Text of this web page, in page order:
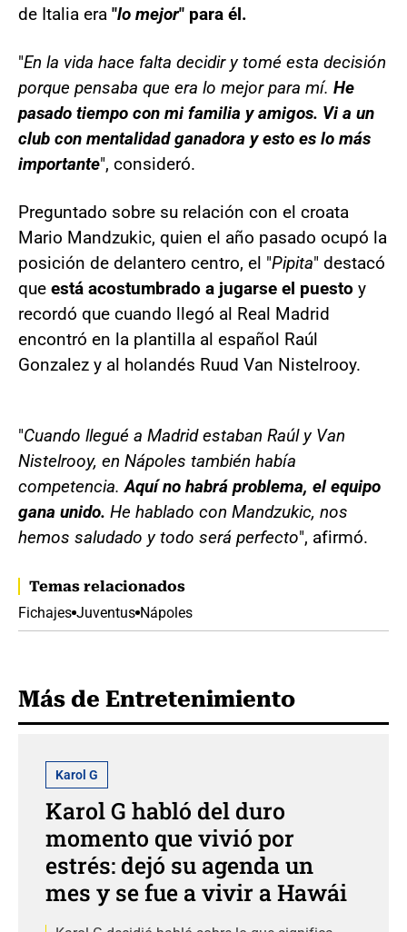
de Italia era "lo mejor" para él.
"En la vida hace falta decidir y tomé esta decisión
porque pensaba que era lo mejor para mí. He
pasado tiempo con mi familia y amigos. Vi a un
club con mentalidad ganadora y esto es lo más
importante", consideró.
Preguntado sobre su relación con el croata
Mario Mandzukic, quien el año pasado ocupó la
posición de delantero centro, el "Pipita" destacó
que está acostumbrado a jugarse el puesto y
recordó que cuando llegó al Real Madrid
encontró en la plantilla al español Raúl
Gonzalez y al holandés Ruud Van Nistelrooy.
"Cuando llegué a Madrid estaban Raúl y Van
Nistelrooy, en Nápoles también había
competencia.Aquí no habrá problema, el equipo
gana unido. He hablado con Mandzukic, nos
hemos saludado y todo será perfecto", afirmó.
Temas relacionados
Fichajes Juventus Nápoles
Más de Entretenimiento
Karol G
Karol G habló del duro
momento que vivió por
estrés: dejó su agenda un
mes y se fue a vivir a Hawái